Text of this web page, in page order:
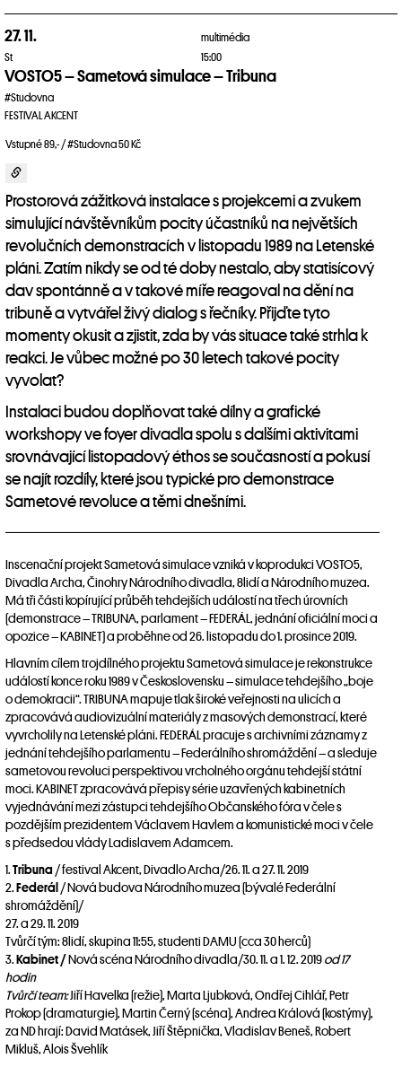
27. 11.
St
multimédia
15:00
VOSTO5 – Sametová simulace – Tribuna
#Studovna
FESTIVAL AKCENT
Vstupné 89,- / #Studovna 50 Kč
Prostorová zážitková instalace s projekcemi a zvukem
simulující návštěvníkům pocity účastníků na největších
revolučních demonstracích v listopadu 1989 na Letenské
pláni. Zatím nikdy se od té doby nestalo, aby statisícový
dav spontánně a v takové míře reagoval na dění na
tribuně a vytvářel živý dialog s řečníky. Přijďte tyto
momenty okusit a zjistit, zda by vás situace také strhla k
reakci. Je vůbec možné po 30 letech takové pocity
vyvolat?
Instalaci budou doplňovat také dílny a grafické
workshopy ve foyer divadla spolu s dalšími aktivitami
srovnávající listopadový éthos se současností a pokusí
se najít rozdíly, které jsou typické pro demonstrace
Sametové revoluce a těmi dnešními.
Inscenační projekt Sametová simulace vzniká v koprodukci VOSTO5,
Divadla Archa, Činohry Národního divadla, 8lidí a Národního muzea.
Má tři části kopírující průběh tehdejších událostí na třech úrovních
(demonstrace – TRIBUNA, parlament – FEDERÁL, jednání oficiální moci a
opozice – KABINET) a proběhne od 26. listopadu do 1. prosince 2019.
Hlavním cílem trojdílného projektu Sametová simulace je rekonstrukce
událostí konce roku 1989 v Československu – simulace tehdejšího „boje
o demokracii“. TRIBUNA mapuje tlak široké veřejnosti na ulicích a
zpracovává audiovizuální materiály z masových demonstrací, které
vyvrcholily na Letenské pláni. FEDERÁL pracuje s archivními záznamy z
jednání tehdejšího parlamentu – Federálního shromáždění – a sleduje
sametovou revoluci perspektivou vrcholného orgánu tehdejší státní
moci. KABINET zpracovává přepisy série uzavřených kabinetních
vyjednávání mezi zástupci tehdejšího Občanského fóra v čele s
pozdějším prezidentem Václavem Havlem a komunistické moci v čele
s předsedou vlády Ladislavem Adamcem.
1. Tribuna / festival Akcent, Divadlo Archa/26. 11. a 27. 11. 2019
2. Federál /Nová budova Národního muzea (bývalé Federální
shromáždění)/
27. a 29. 11. 2019
Tvůrčí tým: 8lidí, skupina 11:55, studenti DAMU (cca 30 herců)
3. Kabinet /Nová scéna Národního divadla/30. 11. a 1. 12. 2019 od 17
hodin
Tvůrčí team:Jiří Havelka (režie), Marta Ljubková, Ondřej Cihlář, Petr
Prokop (dramaturgie), Martin Černý (scéna), Andrea Králová (kostýmy),
za ND hrají: David Matásek, Jiří Štěpnička, Vladislav Beneš, Robert
Mikluš, Alois Švehlík